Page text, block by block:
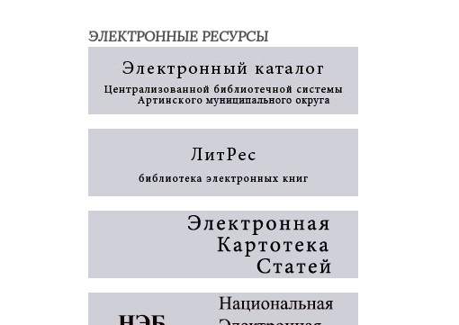
ЭЛЕКТРОННЫЕ РЕСУРСЫ